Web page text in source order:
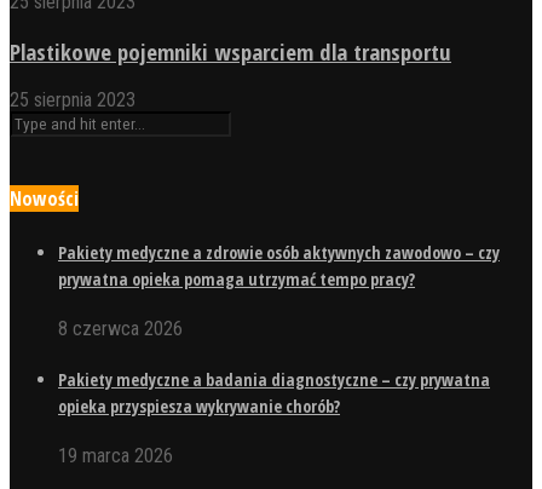
Plastikowe pojemniki wsparciem dla transportu
25 sierpnia 2023
Nowości
Pakiety medyczne a zdrowie osób aktywnych zawodowo – czy
prywatna opieka pomaga utrzymać tempo pracy?
8 czerwca 2026
Pakiety medyczne a badania diagnostyczne – czy prywatna
opieka przyspiesza wykrywanie chorób?
19 marca 2026